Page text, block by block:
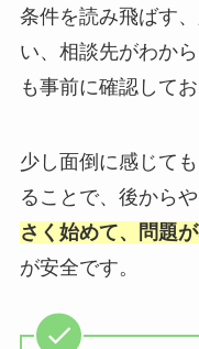
条件を読み飛ばす
い、相談先がわか
も事前に確認して
少し面倒に感じて
ることで、後から
さく始めて、問題
が安全です。